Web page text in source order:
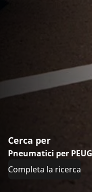
Cerca per
Pneumatici per
Completa la ricerca